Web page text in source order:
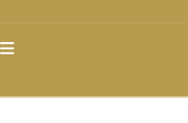
Navigation